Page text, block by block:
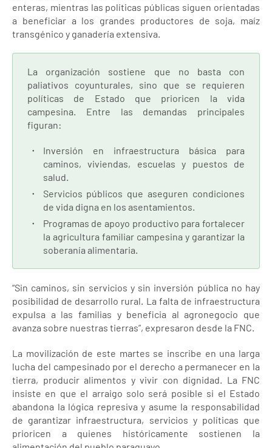
enteras, mientras las políticas públicas siguen orientadas
a beneficiar a los grandes productores de soja, maíz
transgénico y ganadería extensiva.
La organización sostiene que no basta con
paliativos coyunturales, sino que se requieren
políticas de Estado que prioricen la vida
campesina. Entre las demandas principales
figuran:
Inversión en infraestructura básica para
caminos, viviendas, escuelas y puestos de
salud.
Servicios públicos que aseguren condiciones
de vida digna en los asentamientos.
Programas de apoyo productivo para fortalecer
la agricultura familiar campesina y garantizar la
soberanía alimentaria.
“Sin caminos, sin servicios y sin inversión pública no hay
posibilidad de desarrollo rural. La falta de infraestructura
expulsa a las familias y beneficia al agronegocio que
avanza sobre nuestras tierras”, expresaron desde la FNC.
La movilización de este martes se inscribe en una larga
lucha del campesinado por el derecho a permanecer en la
tierra, producir alimentos y vivir con dignidad. La FNC
insiste en que el arraigo solo será posible si el Estado
abandona la lógica represiva y asume la responsabilidad
de garantizar infraestructura, servicios y políticas que
prioricen a quienes históricamente sostienen la